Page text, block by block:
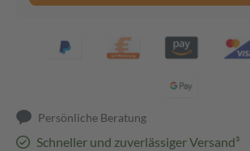
Persönliche Beratung
Schneller und zuverlässiger Versand³